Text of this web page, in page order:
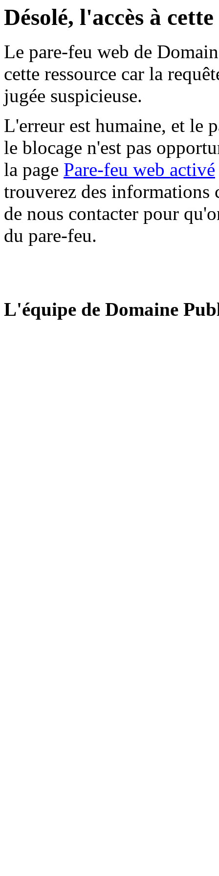
Désolé, l'accès à
Le pare-feu web de
cette ressource car la
jugée suspicieuse.
L'erreur est humaine, et le
le blocage n'est pas
la page Pare-feu web activé
trouverez des informations
de nous contacter pour
du pare-feu.
L'équipe de Domaine